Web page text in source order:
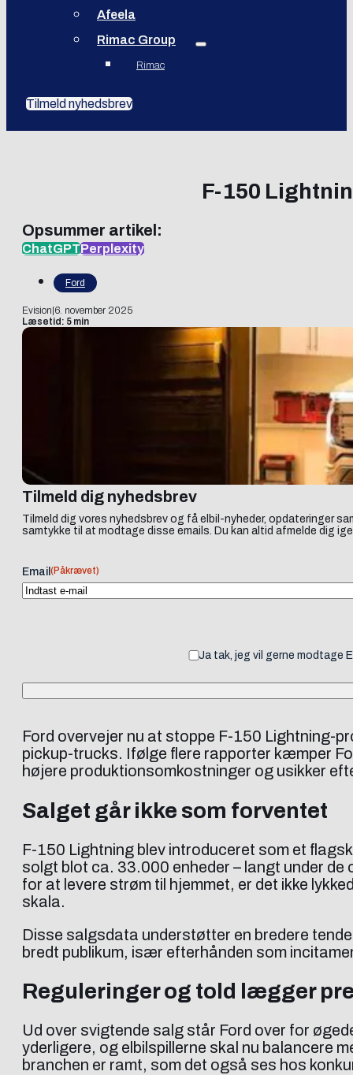
Afeela
Rimac Group
Rimac
Tilmeld nyhedsbrev
F-150
Opsummer artikel:
ChatGPTPerplexity
Ford
Evision 6. november 2025
Læsetid: 5 min
Tilmeld dig nyhedsbrev
Tilmeld dig vores nyhedsbrev og få elbil-nyheder, opdateringer
samtykke til at modtage disse emails. Du kan altid afmelde dig
Email (Påkrævet)
Ja tak, jeg vil gerne modtage
Ford overvejer nu at stoppe F-150 Lightning-
pickup-trucks. Ifølge flere rapporter kæmper
højere produktionsomkostninger og usikker
Salget går ikke som forventet
F-150 Lightning blev introduceret som et
solgt blot ca. 33.000 enheder – langt under
for at levere strøm til hjemmet, er det ikke
skala.
Disse salgsdata understøtter en bredere
bredt publikum, især efterhånden som
Reguleringer og told lægger
Ud over svigtende salg står Ford over for
yderligere, og elbilspillerne skal nu balancere
branchen er ramt, som det også ses hos